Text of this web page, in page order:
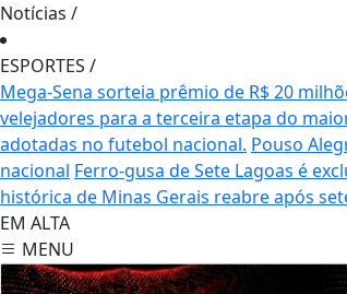
Notícias /
ESPORTES /
Mega-Sena sorteia prêmio de R$ 20
velejadores para a terceira etapa do
adotadas no futebol nacional. Pouso
nacional Ferro-gusa de Sete Lagoas é
histórica de Minas Gerais reabre após
EM ALTA
MENU